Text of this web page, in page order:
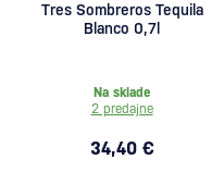
Tres Sombreros Tequila
Blanco 0,7l
Na sklade
2 predajne
34,40 €